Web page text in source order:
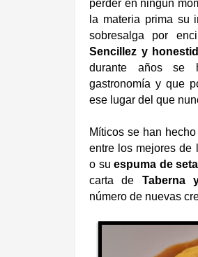
perder en ningún
la materia prima su
sobresalga por
Sencillez y
durante años se
gastronomía y que
ese lugar del que
Míticos se han
entre los mejores de
o suespuma de
carta de Taberna
número de nuevas